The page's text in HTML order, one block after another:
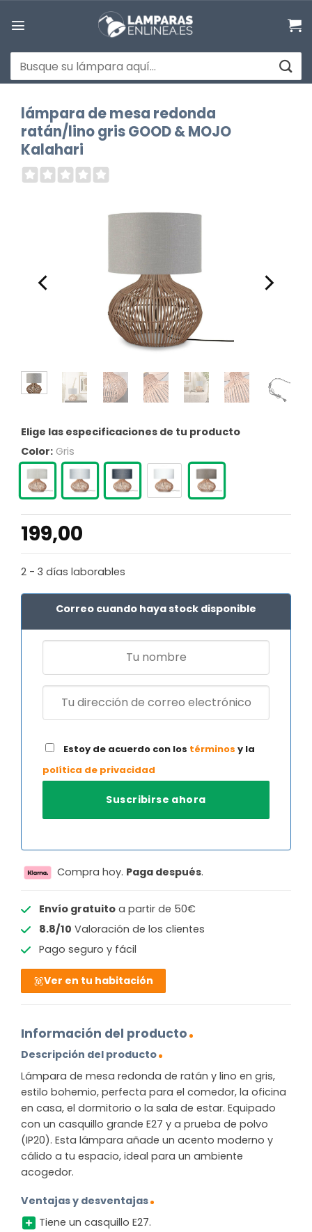
Buscar
por:
lámpara de mesa redonda
ratán/lino gris GOOD & MOJO
Kalahari
Elige las especificaciones de tu producto
Color: Gris
199,00
2 - 3 días laborables
Correo cuando haya stock disponible
Estoy de acuerdo con los términos y la
política de privacidad
Compra hoy. Paga después.
Envío gratuitoa partir de 50€
8.8/10 Valoración de los clientes
Pago seguro y fácil
Ver en tu habitación
Información del producto
Descripción del producto
Lámpara de mesa redonda de ratán y lino en gris,
estilo bohemio, perfecta para el comedor, la oficina
en casa, el dormitorio o la sala de estar. Equipado
con un casquillo grande E27 y a prueba de polvo
(IP20). Esta lámpara añade un acento moderno y
cálido a tu espacio, ideal para un ambiente
acogedor.
Ventajas y desventajas
Tiene un casquillo E27.